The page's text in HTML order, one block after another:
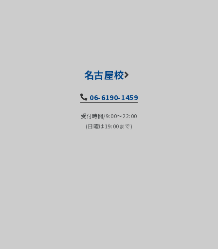
名古屋校
06-6190-1459
受付時間/9:00～22:00
(日曜は19:00まで)